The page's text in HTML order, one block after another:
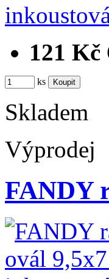
121 Kč
ks
Skladem
Výprodej
FANDY